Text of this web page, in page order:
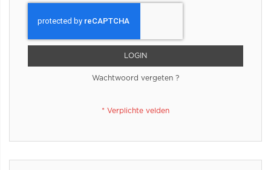
LOGIN
Wachtwoord vergeten ?